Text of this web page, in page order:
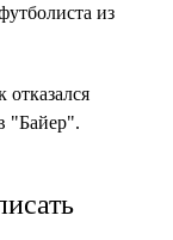
из
"Байер".